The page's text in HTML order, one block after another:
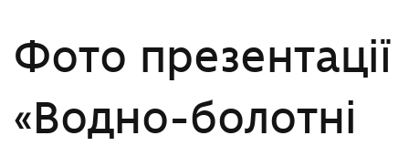
Фото презентації
«Водно-болотні